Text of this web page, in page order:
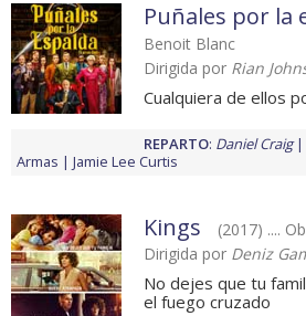
Puñales por la
Benoit Blanc
Dirigida por Rian
Cualquiera de ellos
REPARTO: Daniel Craig
Armas
Jamie Lee Curtis
Kings
(2017) ....
Dirigida por Deniz
No dejes que tu
el fuego cruzado